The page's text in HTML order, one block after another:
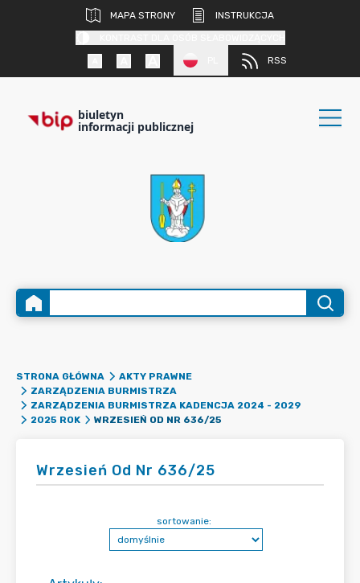
MAPA STRONY
INSTRUKCJA
RSS
biuletyn
informacji publicznej
STRONA GŁÓWNA
AKTY PRAWNE
ZARZĄDZENIA BURMISTRZA
ZARZĄDZENIA BURMISTRZA KADENCJA 2024 - 2029
2025 ROK
WRZESIEŃ OD NR 636/25
Wrzesień Od Nr 636/25
sortowanie: